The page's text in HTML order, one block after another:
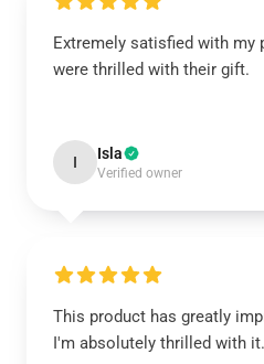
Extremely satisfied with my
were thrilled with their gift.
I Isla
Verified owner
This product has greatly
I'm absolutely thrilled with it.